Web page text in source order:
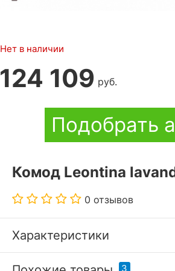
Нет в наличии
124 109 руб.
Подобрать
Комод Leontina
0 отзывов
Характеристики
3